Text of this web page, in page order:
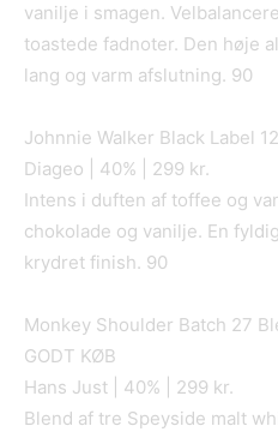
vanilje i smagen.
toastede fadnoter. Den høje
lang og varm afslutning. 90
Johnnie Walker Black Label
Diageo | 40% | 299 kr.
Intens i duften af toffee og
chokolade og vanilje. En
krydret finish. 90
Monkey Shoulder Batch 27
GODT KØB
Hans Just | 40% | 299 kr.
Blend af tre Speyside malt